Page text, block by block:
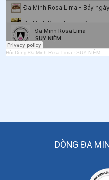
Hội Dòng Đa Minh Rosa Lima · SUY NIỆM
DÒNG ĐA